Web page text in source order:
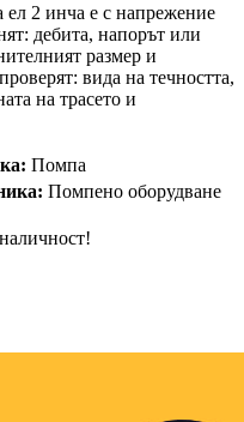
2 инча е с напрежение
дебита, напорът или
размер и
вида на течността,
на трасето и
Помпа
Помпено оборудване